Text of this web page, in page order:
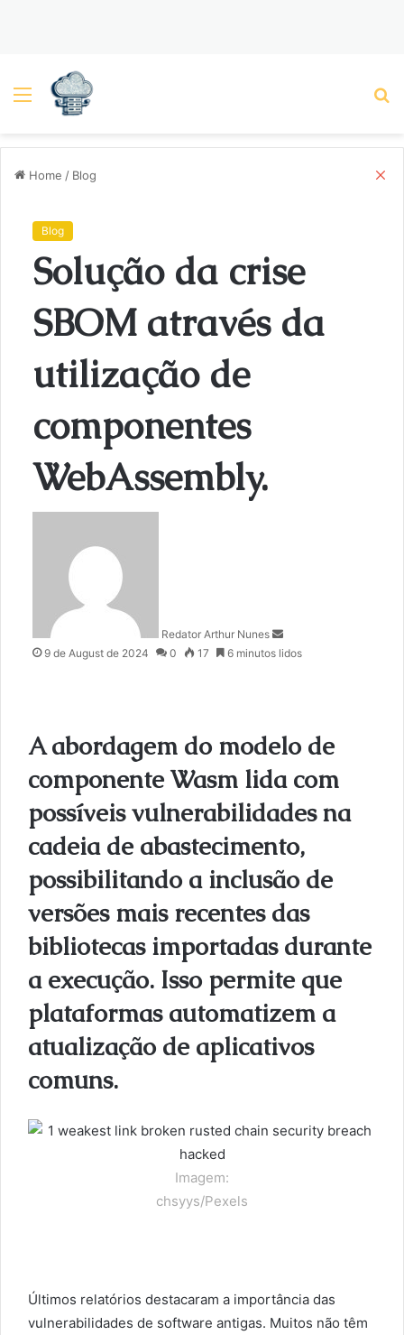
Menu
Home / Blog
Blog
Solução da crise
SBOM através da
utilização de
componentes
WebAssembly.
Redator Arthur Nunes
m
9 de August de 2024 0 17 6 minutos lidos
A abordagem do modelo de
componente Wasm lida com
possíveis vulnerabilidades na
cadeia de abastecimento,
possibilitando a inclusão de
versões mais recentes das
bibliotecas importadas durante
a execução. Isso permite que
plataformas automatizem a
atualização de aplicativos
comuns.
Imagem:
chsyys/Pexels
Últimos relatórios destacaram a importância das
vulnerabilidades de software antigas. Muitos não têm